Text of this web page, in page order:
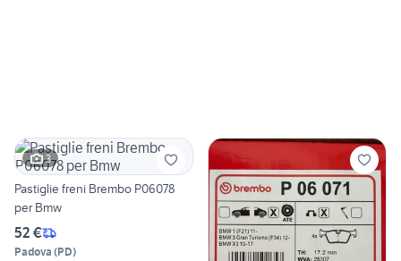
3
Pastiglie freni Brembo P06078
per Bmw
52 €
Padova (PD)